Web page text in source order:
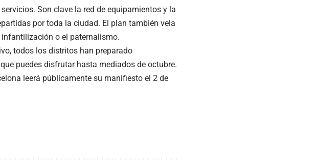
. Son clave la red de equipamientos y la
por toda la ciudad. El plan también vela
o el paternalismo.
todos los distritos han preparado
puedes disfrutar hasta mediados de octubre.
leerá públicamente su manifiesto el 2 de